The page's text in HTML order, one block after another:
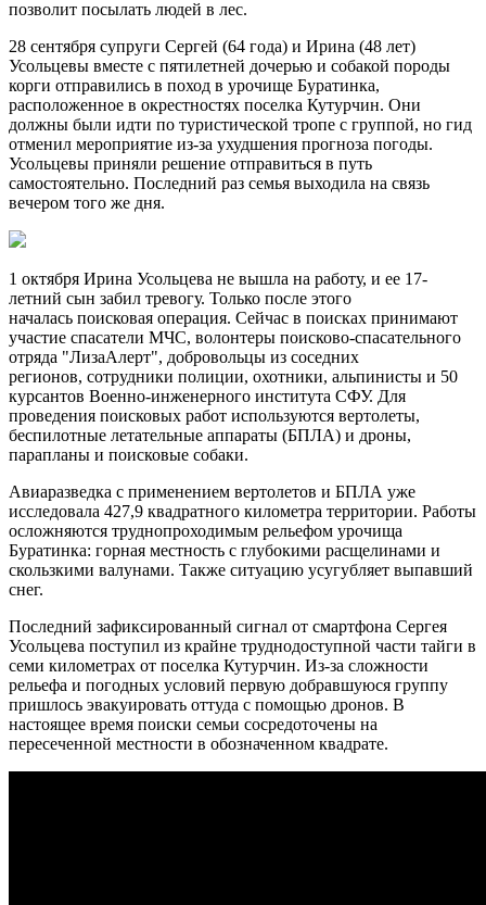
позволит посылать людей в лес.
28 сентября супруги Сергей (64 года) и Ирина (48 лет)
Усольцевы вместе с пятилетней дочерью и собакой породы
корги отправились в поход в урочище Буратинка,
расположенное в окрестностях поселка Кутурчин. Они
должны были идти по туристической тропе с группой, но гид
отменил мероприятие из-за ухудшения прогноза погоды.
Усольцевы приняли решение отправиться в путь
самостоятельно. Последний раз семья выходила на связь
вечером того же дня.
1 октября Ирина Усольцева не вышла на работу, и ее 17-
летний сын забил тревогу. Только после этого
началась поисковая операция. Сейчас в поисках принимают
участие спасатели МЧС, волонтеры поисково-спасательного
отряда "ЛизаАлерт", добровольцы из соседних
регионов, сотрудники полиции, охотники, альпинисты и 50
курсантов Военно-инженерного института СФУ. Для
проведения поисковых работ используются вертолеты,
беспилотные летательные аппараты (БПЛА) и дроны,
парапланы и поисковые собаки.
Авиаразведка с применением вертолетов и БПЛА уже
исследовала 427,9 квадратного километра территории. Работы
осложняются труднопроходимым рельефом урочища
Буратинка: горная местность с глубокими расщелинами и
скользкими валунами. Также ситуацию усугубляет выпавший
снег.
Последний зафиксированный сигнал от смартфона Сергея
Усольцева поступил из крайне труднодоступной части тайги в
семи километрах от поселка Кутурчин. Из-за сложности
рельефа и погодных условий первую добравшуюся группу
пришлось эвакуировать оттуда с помощью дронов. В
настоящее время поиски семьи сосредоточены на
пересеченной местности в обозначенном квадрате.